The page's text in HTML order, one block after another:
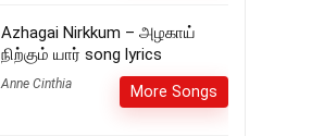
Azhagai Nirkkum – அழகாய்
நிற்கும் யார் song lyrics
Anne Cinthia More Songs